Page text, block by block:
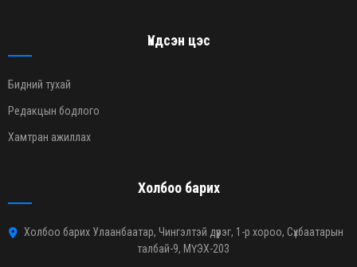
Үндсэн цэс
Бидний тухай
Редакцын бодлого
Хамтран ажиллах
Холбоо барих
Холбоо барих Улаанбаатар, Чингэлтэй дүүрэг, 1-р хороо, Сүхбаатарын
талбай-9, МҮЭХ-203